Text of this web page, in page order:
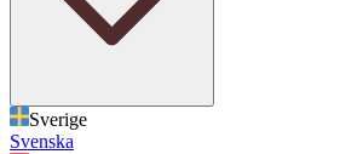
Sverige
Svenska